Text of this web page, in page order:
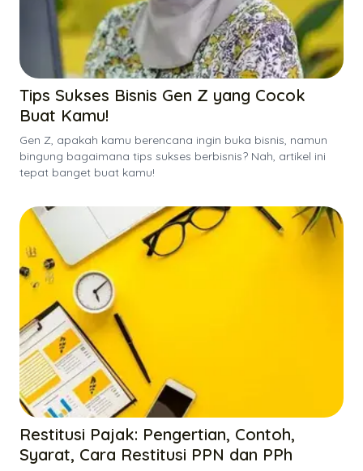
Tips Sukses Bisnis Gen Z yang Cocok
Buat Kamu!
Gen Z, apakah kamu berencana ingin buka bisnis, namun
bingung bagaimana tips sukses berbisnis? Nah, artikel ini
tepat banget buat kamu!
Restitusi Pajak: Pengertian, Contoh,
Syarat, Cara Restitusi PPN dan PPh